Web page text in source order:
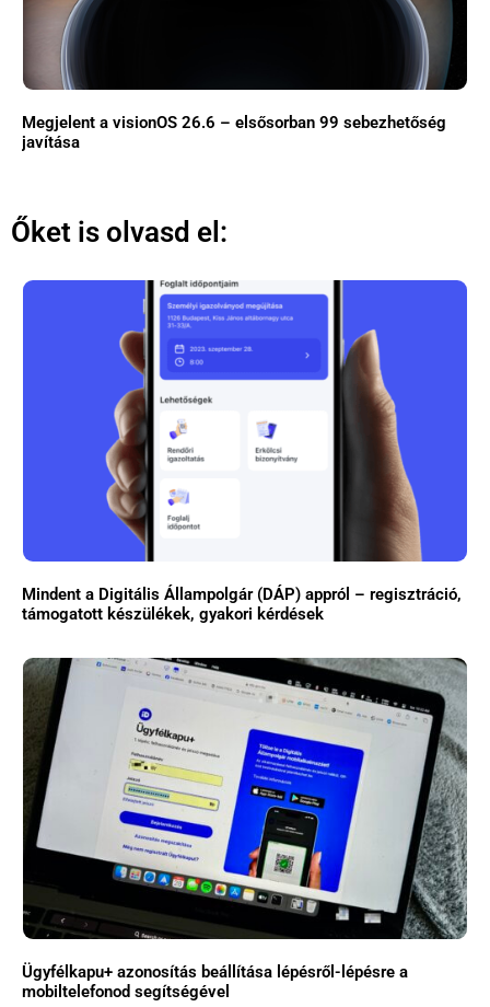
Megjelent a visionOS 26.6 – elsősorban 99 sebezhetőség
javítása
Őket is olvasd el:
Mindent a Digitális Állampolgár (DÁP) appról – regisztráció,
támogatott készülékek, gyakori kérdések
Ügyfélkapu+ azonosítás beállítása lépésről-lépésre a
mobiltelefonod segítségével